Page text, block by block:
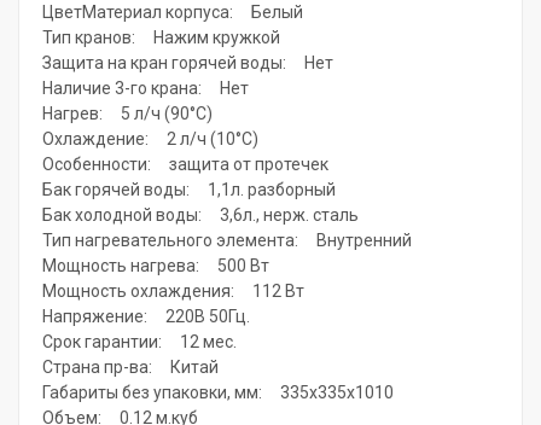
ЦветМатериал корпуса: Белый
Тип кранов: Нажим кружкой
Защита на кран горячей воды: Нет
Наличие 3-го крана: Нет
Нагрев: 5 л/ч (90°С)
Охлаждение: 2 л/ч (10°С)
Особенности: защита от протечек
Бак горячей воды: 1,1л. разборный
Бак холодной воды: 3,6л., нерж. сталь
Тип нагревательного элемента: Внутренний
Мощность нагрева: 500 Вт
Мощность охлаждения: 112 Вт
Напряжение: 220В 50Гц.
Срок гарантии: 12 мес.
Страна пр-ва: Китай
Габариты без упаковки, мм: 335х335х1010
Объем: 0.12 м.куб